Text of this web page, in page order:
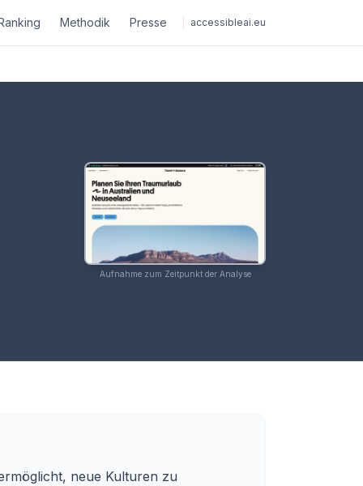
Methodik Presse accessibleai.eu
Aufnahme zum Zeitpunkt der Analyse
neue Kulturen zu